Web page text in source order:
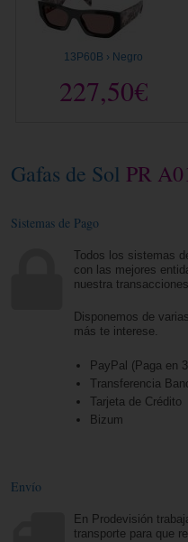
13P60B › Negro
227,50€
Gafas de Sol PR
Sistemas de Pago
Todos los sistemas
con las mejores
nuestra
Disponemos de
más te interese.
PayPal (Paga en
Transferencia
Tarjeta de Crédito
Bizum
Envío
En Prodevisión
transporte para que